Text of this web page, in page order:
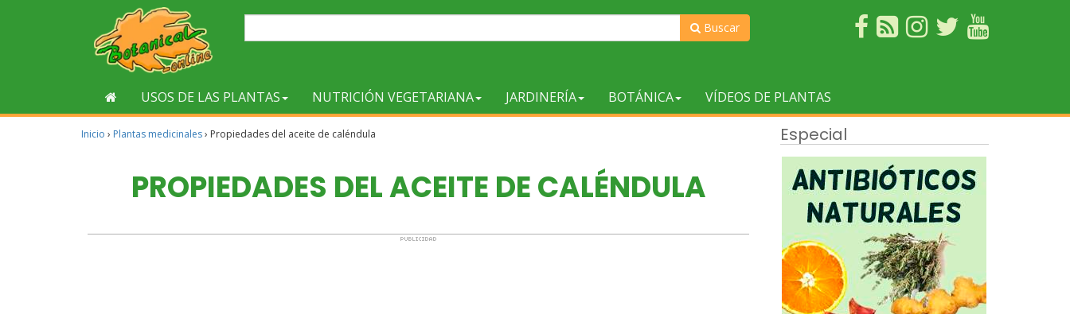
Buscar
USOS DE LAS PLANTAS NUTRICIÓN VEGETARIANA JARDINERÍA BOTÁNICA VÍDEOS DE PLANTAS
Inicio › Plantas medicinales› Propiedades del aceite de caléndula
PROPIEDADES DEL ACEITE DE CALÉNDULA
Especial